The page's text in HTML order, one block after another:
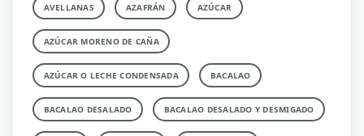
AVELLANAS AZAFRÁN AZÚCAR
AZÚCAR MORENO DE CAÑA
AZÚCAR O LECHE CONDENSADA BACALAO
BACALAO DESALADO BACALAO DESALADO Y DESMIGADO